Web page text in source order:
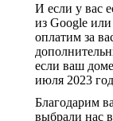
И если у вас
из Google
оплатим за
если ваш
июля 2023
Благодарим
выбрали нас